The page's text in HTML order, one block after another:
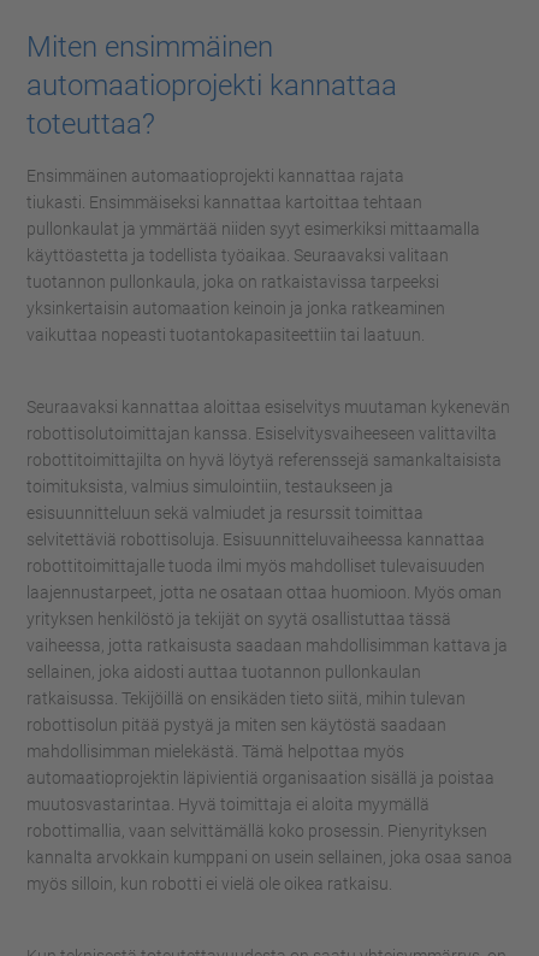
Miten ensimmäinen
automaatioprojekti kannattaa
toteuttaa?
Ensimmäinen automaatioprojekti kannattaa rajata
tiukasti. Ensimmäiseksi kannattaa kartoittaa tehtaan
pullonkaulat ja ymmärtää niiden syyt esimerkiksi mittaamalla
käyttöastetta ja todellista työaikaa. Seuraavaksi valitaan
tuotannon pullonkaula, joka on ratkaistavissa tarpeeksi
yksinkertaisin automaation keinoin ja jonka ratkeaminen
vaikuttaa nopeasti tuotantokapasiteettiin tai laatuun.
Seuraavaksi kannattaa aloittaa esiselvitys muutaman kykenevän
robottisolutoimittajan kanssa. Esiselvitysvaiheeseen valittavilta
robottitoimittajilta on hyvä löytyä referenssejä samankaltaisista
toimituksista, valmius simulointiin, testaukseen ja
esisuunnitteluun sekä valmiudet ja resurssit toimittaa
selvitettäviä robottisoluja. Esisuunnitteluvaiheessa kannattaa
robottitoimittajalle tuoda ilmi myös mahdolliset tulevaisuuden
laajennustarpeet, jotta ne osataan ottaa huomioon. Myös oman
yrityksen henkilöstö ja tekijät on syytä osallistuttaa tässä
vaiheessa, jotta ratkaisusta saadaan mahdollisimman kattava ja
sellainen, joka aidosti auttaa tuotannon pullonkaulan
ratkaisussa. Tekijöillä on ensikäden tieto siitä, mihin tulevan
robottisolun pitää pystyä ja miten sen käytöstä saadaan
mahdollisimman mielekästä. Tämä helpottaa myös
automaatioprojektin läpivientiä organisaation sisällä ja poistaa
muutosvastarintaa. Hyvä toimittaja ei aloita myymällä
robottimallia, vaan selvittämällä koko prosessin. Pienyrityksen
kannalta arvokkain kumppani on usein sellainen, joka osaa sanoa
myös silloin, kun robotti ei vielä ole oikea ratkaisu.